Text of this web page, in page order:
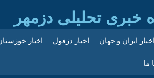
خبری تحلیلی دزمهر
اخبار ایران و جهان اخبار دزفول اخبار
ما